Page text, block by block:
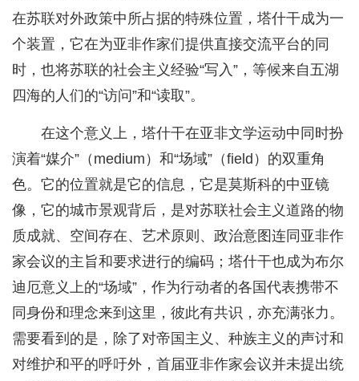
在苏联对外政策中所占据的特殊位置，塔什干成为一
个装置，它在为亚非作家们提供直接交流平台的同
时，也将苏联的社会主义经验“写入”，等候来自五湖
四海的人们的“访问”和“读取”。
在这个意义上，塔什干在亚非文学运动中同时扮
演着“媒介”（medium）和“场域”（field）的双重角
色。它的位置就是它的信息，它是莫斯科的中亚镜
像，它的城市景观背后，是对苏联社会主义道路的物
质成就、空间存在、艺术原则、政治意图连同亚非作
家会议的主旨和要求进行的编码；塔什干也成为布尔
迪厄意义上的“场域”，作为行动者的各国代表携带不
同身份和理念来到这里，彼此有共识，亦充满张力。
需要看到的是，除了对帝国主义、种族主义的声讨和
对维护和平的呼吁外，首届亚非作家会议并未提出统